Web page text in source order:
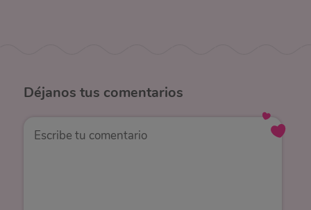
Déjanos tus comentarios